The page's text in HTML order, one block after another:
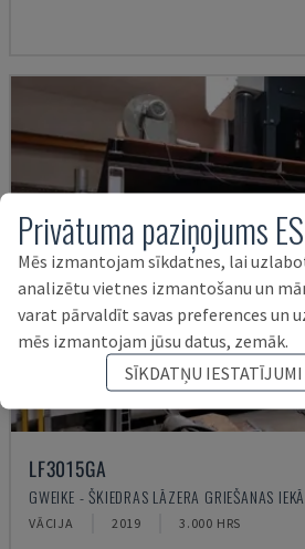
LF3015GA
GWEIKE - ŠĶIEDRAS LĀZERA GRIEŠANAS
VĀCIJA 2019 3.000 HRS
Privātuma paziņojums
Mēs izmantojam sīkdatnes, lai
analizētu vietnes izmantošanu un
varat pārvaldīt savas preferences un
mēs izmantojam jūsu datus, zemāk.
SĪKDATŅU IESTATĪJUMI